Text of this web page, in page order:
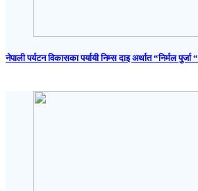
नेपाली पर्यटन विकासका पर्यायी निम्स दाइ अर्थात “निर्मल पुर्जा “